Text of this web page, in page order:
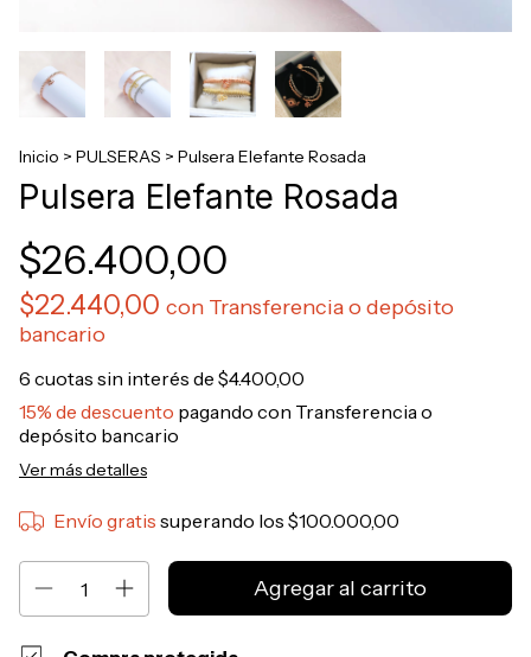
Inicio > PULSERAS > Pulsera Elefante Rosada
Pulsera Elefante Rosada
$26.400,00
$22.440,00 con Transferencia o depósito
bancario
6 cuotas sin interés de $4.400,00
15% de descuento pagando con Transferencia o
depósito bancario
Ver más detalles
Envío gratis superando los$100.000,00